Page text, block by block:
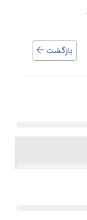
بازگشت